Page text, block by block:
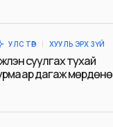
УЛС ТӨР ХУУЛЬ ЭРХ ЗҮЙ
суулгах тухай
дагаж мөрдөнө